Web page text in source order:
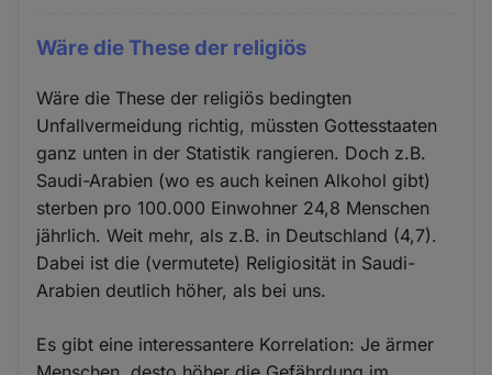
Wäre die These der religiös
Wäre die These der religiös bedingten
Unfallvermeidung richtig, müssten Gottesstaaten
ganz unten in der Statistik rangieren. Doch z.B.
Saudi-Arabien (wo es auch keinen Alkohol gibt)
sterben pro 100.000 Einwohner 24,8 Menschen
jährlich. Weit mehr, als z.B. in Deutschland (4,7).
Dabei ist die (vermutete) Religiosität in Saudi-
Arabien deutlich höher, als bei uns.
Es gibt eine interessantere Korrelation: Je ärmer